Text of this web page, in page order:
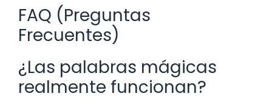
FAQ (Preguntas
Frecuentes)
¿Las palabras mágicas
realmente funcionan?